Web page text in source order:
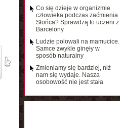
Co się dzieje w organizmie
człowieka podczas zaćmienia
Słońca? Sprawdzą to uczeni z
Barcelony
Ludzie polowali na mamucice.
Samce zwykle ginęły w
sposób naturalny
Zmieniamy się bardziej, niż
nam się wydaje. Nasza
osobowość nie jest stała